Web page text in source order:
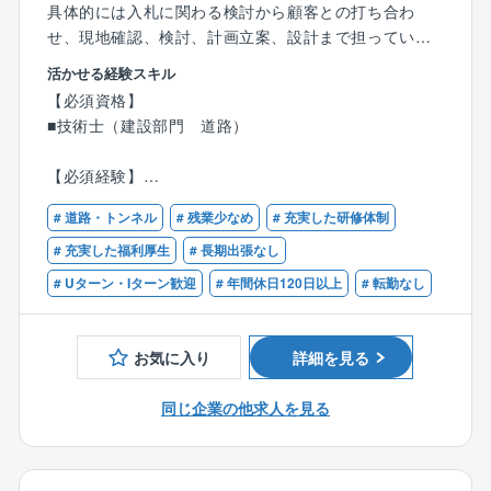
■15分単位で有給取得可能（入社後6カ月で10日付与）
■テレワーク勤務可能
情に合わせて働き方を変えることが可能です。
具体的には入札に関わる検討から顧客との打ち合わ
せ、現地確認、検討、計画立案、設計まで担っていた
だきます。
地域住民とのワークショップや、地域の特性・生活環
境などを考慮したゾーニングなど、調査の段階から設
計まで一貫して担っていただけます。
多くの人々の生活を支えるため、社会貢献性の高いお
仕事です。
■具体的に
建設部門（道路）では、道路改良、消雪設備、法面
工、橋梁の調査、点検、設計を行っています。
技術士をお持ちの方は管理技術者として案件の責任者
をお任せいたします。
【部署の人数構成、年齢構成】
名、50代2名、60代1名
活かせる経験スキル
【必須資格】
■技術士（建設部門 道路）
【必須経験】
■直近で道路設計のご経験が5年程度ある方
■管理技術者のご経験
# 道路・トンネル # 残業少なめ
# 充実した研修体制
# 充実した福利厚生
# 長期出張なし
# Uターン・Iターン歓迎
# 年間休日120日以上 # 転勤なし
お気に入り 詳細を見る
同じ企業の他求人を見る